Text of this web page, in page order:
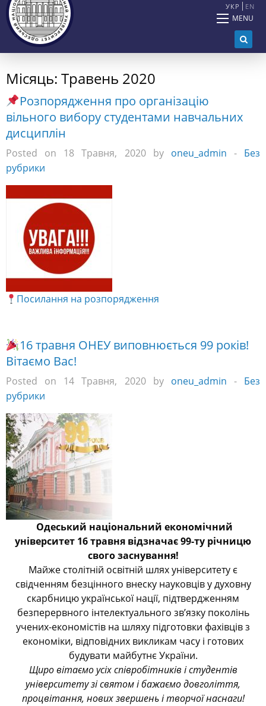
УКР EN
MENU
Місяць: Травень 2020
Розпорядження про організацію
вільного вибору студентами навчальних
дисциплін
Posted on 18 Травня, 2020 by oneu_admin - Без
рубрики
Посилання на розпорядження
16 травня ОНЕУ виповнюється 99 років!
Вітаємо Вас!
Posted on 14 Травня, 2020 by oneu_admin - Без
рубрики
Одеський національний економічний
університет 16 травня відзначає 99-ту річницю
свого заснування!
Майже столітній освітній шлях університету є
свідченням безцінного внеску науковців у духовну
скарбницю української нації, підтвердженням
безперервного інтелектуального зв’язку поколінь
учених-економістів на шляху підготовки фахівців з
економіки, відповідних викликам часу і готових
будувати майбутнє України.
Щиро вітаємо усіх співробітників і студентів
університету зі святом і бажаємо довголіття,
процвітання, нових звершень і творчої наснаги!